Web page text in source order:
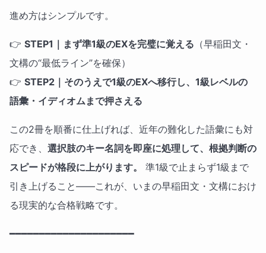
進め方はシンプルです。
👉 STEP1｜まず準1級のEXを完璧に覚える （早稲田文・
文構の“最低ライン”を確保）
👉 STEP2｜そのうえで1級のEXへ移行し、1級レベルの
語彙・イディオムまで押さえる
この2冊を順番に仕上げれば、近年の難化した語彙にも対
応でき、 選択肢のキー名詞を即座に処理して、根拠判断の
スピードが格段に上がります。
準1級で止まらず1級まで
引き上げること——これが、いまの早稲田文・文構におけ
る現実的な合格戦略です。
━━━━━━━━━━━━━━━━━━━━━